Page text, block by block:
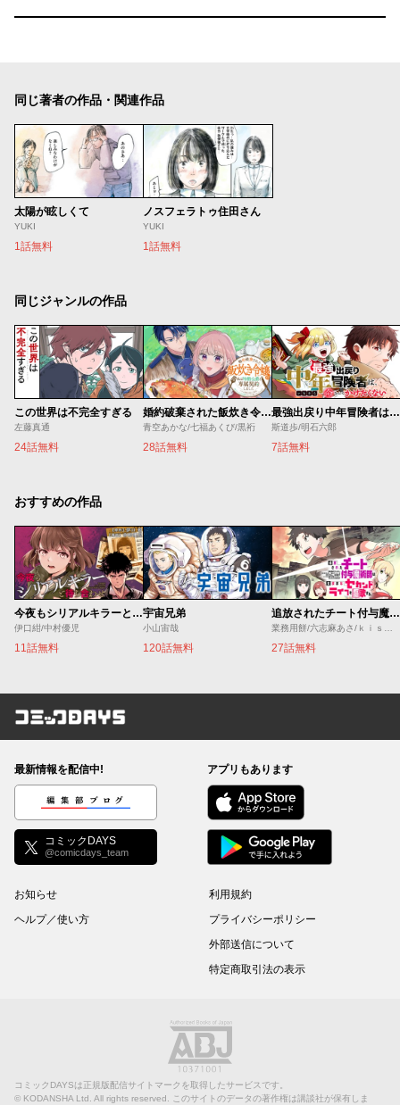
同じ著者の作品・関連作品
太陽が眩しくて
YUKI
1話無料
ノスフェラトゥ住田さん
YUKI
1話無料
同じジャンルの作品
この世界は不完全すぎる
左藤真通
24話無料
婚約破棄された飯炊き令嬢の私は冷酷公爵と専属契約しました～ですが胃袋を掴んだ結果、冷たかった公爵様がどんどん優しくなっています～
青空あかな/七福あくび/黒裄
28話無料
最強出戻り中年冒険者は、今さら命なんてかけたくない
斯道歩/明石六郎
7話無料
おすすめの作品
今夜もシリアルキラーと待ち合わせ
伊口紺/中村優児
11話無料
宇宙兄弟
小山宙哉
120話無料
追放されたチート付与魔術師は気ままなセカンドライフを謳歌する。 ～俺は武器だけじゃなく、あらゆるものに『強化ポイント』を付与できるし、俺の意思でいつでも効果を解除できるけど、残った人たち大丈夫？～
27話無料
コミックDAYS
最新情報を配信中!
編集部ブログ
コミックDAYS
@comicdays_team
アプリもあります
お知らせ
ヘルプ／使い方
利用規約
プライバシーポリシー
外部送信について
特定商取引法の表示
コミックDAYSは正規版配信サイトマークを取得したサービスです。
© KODANSHA Ltd. All rights reserved. このサイトのデータの著作権は講談社が保有しま